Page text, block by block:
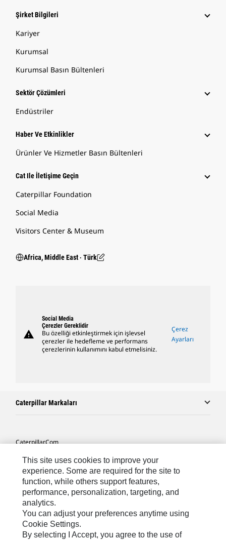
Şirket Bilgileri
Kariyer
Kurumsal
Kurumsal Basın Bültenleri
Sektör Çözümleri
Endüstriler
Haber Ve Etkinlikler
Ürünler Ve Hizmetler Basın Bültenleri
Cat Ile İletişime Geçin
Caterpillar Foundation
Social Media
Visitors Center & Museum
Africa, Middle East ‧ Türk
warning
Social Media
Çerezler Gereklidir
Bu özelliği etkinleştirmek için işlevsel
çerezler ile hedefleme ve performans
çerezlerinin kullanımını kabul etmelisiniz.
Çerez
Ayarları
Caterpillar Markaları
Caterpillar.com
Caterpillar Müşteri Hizmetleri Ve Iletişim
Site Haritası
Cookie Settings
Yasal
Gizlilik
This site uses cookies to improve your
experience. Some are required for the site to
function, while others support features,
performance, personalization, targeting, and
analytics.
You can adjust your preferences anytime using
Cookie Settings.
By selecting I Accept, you agree to the use of